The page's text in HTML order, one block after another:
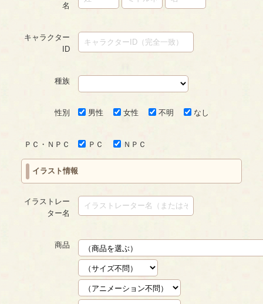
名
キャラクター
ID
種族
性別 男性 女性 不明 なし
ＰＣ・ＮＰＣ ＰＣ ＮＰＣ
イラスト情報
イラストレー
ター名
商品